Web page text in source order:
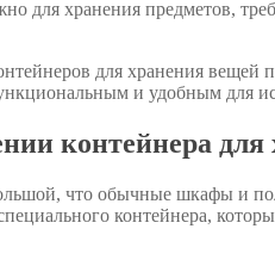
для хранения предметов,
для хранения вещей
и удобным для
контейнера
что обычные шкафы и
контейнера,